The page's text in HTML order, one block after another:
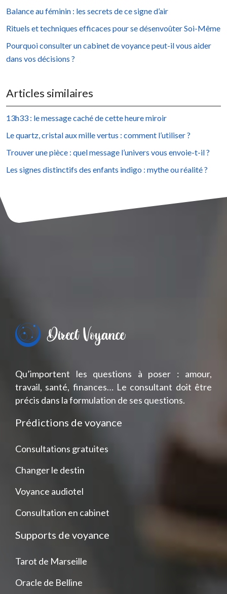
Balance au féminin : les secrets de ce signe d’air
Rituels et techniques efficaces pour se désenvoûter Soi-Même
Pourquoi consulter un cabinet de voyance peut-il vous aider
dans vos décisions ?
Articles similaires
13h33 : le message caché de cette heure miroir
Le quartz, cristal aux mille vertus : comment l’utiliser ?
Trouver une pièce : quel message l’univers vous envoie-t-il ?
Les signes distinctifs des enfants indigo : mythe ou réalité ?
Qu’importent les questions à poser : amour,
travail, santé, finances… Le consultant doit être
précis dans la formulation de ses questions.
Prédictions de voyance
Consultations gratuites
Changer le destin
Voyance audiotel
Consultation en cabinet
Supports de voyance
Tarot de Marseille
Oracle de Belline